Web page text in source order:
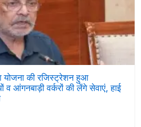
योजना की रजिस्ट्रेशन हुआ
व आंगनबाड़ी वर्करों की लेंगे सेवाएं, हाई